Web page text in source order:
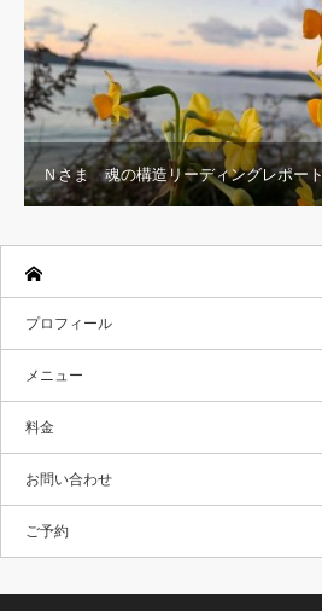
Ｎさま 魂の構造リーディングレポート
プロフィール
メニュー
料金
お問い合わせ
ご予約